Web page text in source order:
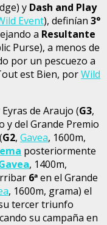
y Dash and Play
Event), definían 3°
a Resultante
Purse), a menos de
por un pescuezo a
est Bien, porWild
de Araujo (G3,
y del Grande Premio
G2, Gavea, 1600m,
posteriormente
, 1400m,
6ªen el Grande
, 1600m, grama) el
tercer triunfo
su campaña en